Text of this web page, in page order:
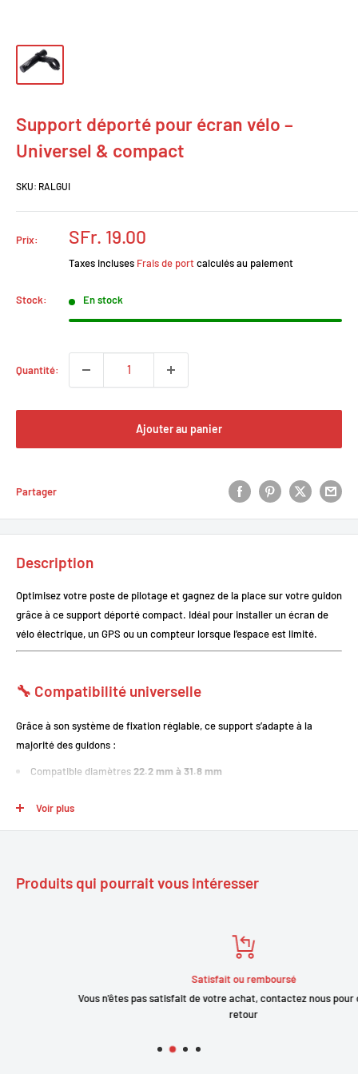
Support déporté pour écran vélo –
Universel & compact
SKU: RALGUI
Prix:
Prix
réduit
SFr. 19.00
Taxes incluses Frais de portcalculés au paiement
Stock: En stock
Quantité:
Ajouter au panier
Partager
Description
Optimisez votre poste de pilotage et gagnez de la place sur votre guidon
grâce à ce support déporté compact. Idéal pour installer un écran de
vélo électrique, un GPS ou un compteur lorsque l’espace est limité.
🔧 Compatibilité universelle
Grâce à son système de fixation réglable, ce support s’adapte à la
majorité des guidons :
Compatible diamètres22.2 mm à 31.8 mm
Parfait pour vélos électriques et classiques
📏 Format compact et efficace
Un positionnement optimal de l’écran
Voir plus
Produits qui pourrait vous intéresser
Satisfait ou remboursé
Vous n'êtes pas satisfait de votre achat, contactez nous pour organiser